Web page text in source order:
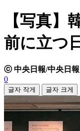
【写真】
前に立つ
ⓒ 中央日報/中央日
0
글자 작게 글자 크게